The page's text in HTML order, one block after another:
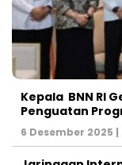
Kepala BNN RI
Penguatan
6 Desember 2025 |